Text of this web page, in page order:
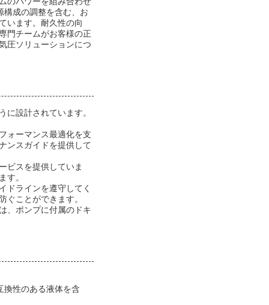
構成の調整を含む、お
います。耐久性の向
門チームがお客様の正
圧ソリューションにつ
設計されています。
ォーマンス最適化を支
ンスガイドを提供して
ビスを提供していま
す。
ドラインを遵守してく
ぐことができます。
、ポンプに付属のドキ
換性のある液体を含